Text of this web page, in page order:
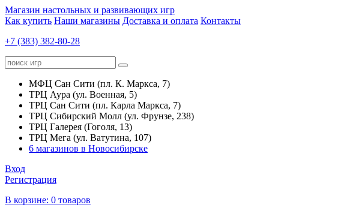
Магазин настольных и развивающих игр
Как купить Наши магазины Доставка и оплата Контакты
+7 (383) 382-80-28
МФЦ Сан Сити (пл. К. Маркса, 7)
ТРЦ Аура (ул. Военная, 5)
ТРЦ Сан Сити (пл. Карла Маркса, 7)
ТРЦ Сибирский Молл (ул. Фрунзе, 238)
ТРЦ Галерея (Гоголя, 13)
ТРЦ Мега (ул. Ватутина, 107)
6 магазинов в Новосибирске
Вход
Регистрация
В корзине: 0 товаров